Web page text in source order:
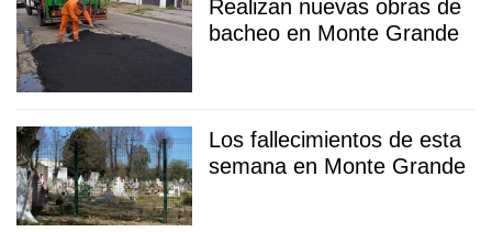
Realizan nuevas obras de
bacheo en Monte Grande
Los fallecimientos de esta
semana en Monte Grande